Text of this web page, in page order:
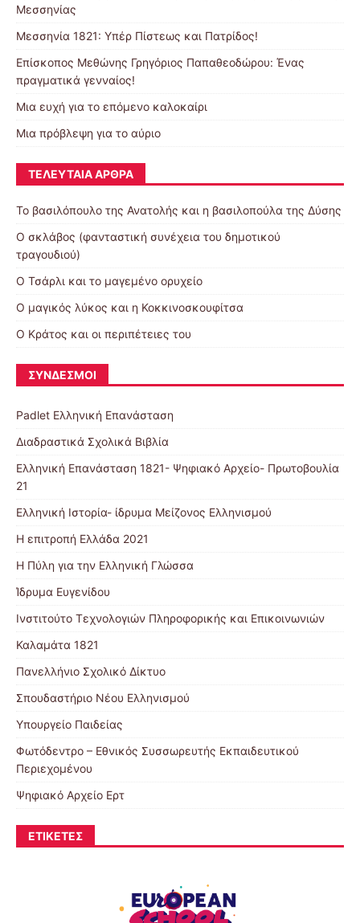
Μεσσηνίας
Μεσσηνία 1821: Υπέρ Πίστεως και Πατρίδος!
Επίσκοπος Μεθώνης Γρηγόριος Παπαθεοδώρου: Ένας
πραγματικά γενναίος!
Μια ευχή για το επόμενο καλοκαίρι
Μια πρόβλεψη για το αύριο
ΤΕΛΕΥΤΑΊΑ ΆΡΘΡΑ
Το βασιλόπουλο της Ανατολής και η βασιλοπούλα της Δύσης
Ο σκλάβος (φανταστική συνέχεια του δημοτικού
τραγουδιού)
Ο Τσάρλι και το μαγεμένο ορυχείο
Ο μαγικός λύκος και η Κοκκινοσκουφίτσα
Ο Κράτος και οι περιπέτειες του
ΣΎΝΔΕΣΜΟΙ
Padlet Ελληνική Επανάσταση
Διαδραστικά Σχολικά Βιβλία
Ελληνική Επανάσταση 1821- Ψηφιακό Αρχείο- Πρωτοβουλία
21
Ελληνική Ιστορία- ίδρυμα Μείζονος Ελληνισμού
Η επιτροπή Ελλάδα 2021
Η Πύλη για την Ελληνική Γλώσσα
Ίδρυμα Ευγενίδου
Ινστιτούτο Τεχνολογιών Πληροφορικής και Επικοινωνιών
Καλαμάτα 1821
Πανελλήνιο Σχολικό Δίκτυο
Σπουδαστήριο Νέου Ελληνισμού
Υπουργείο Παιδείας
Φωτόδεντρο – Εθνικός Συσσωρευτής Εκπαιδευτικού
Περιεχομένου
Ψηφιακό Αρχείο Ερτ
ΕΤΙΚΈΤΕΣ